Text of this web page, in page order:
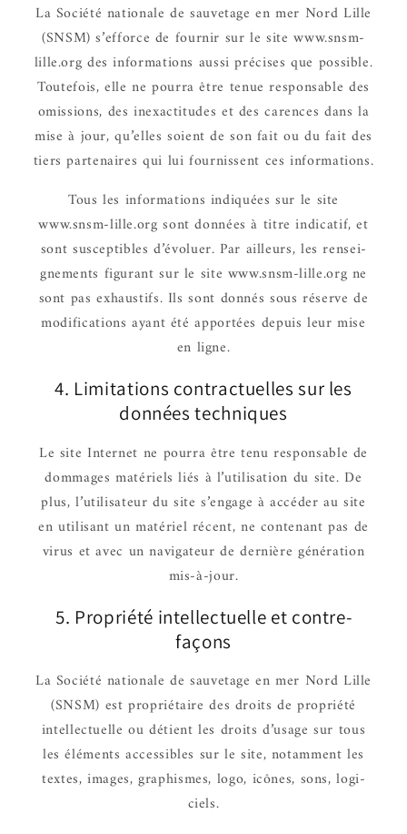
La Société natio­nale de sauve­tage en mer Nord Lille
(SNSM) s’ef­force de four­nir sur le site www.snsm-
lille.org des infor­ma­tions aussi précises que possible.
Toute­fois, elle ne pourra être tenue respon­sable des
omis­sions, des inexac­ti­tudes et des carences dans la
mise à jour, qu’elles soient de son fait ou du fait des
tiers parte­naires qui lui four­nissent ces infor­ma­tions.
Tous les infor­ma­tions indiquées sur le site
www.snsm-lille.org sont données à titre indi­ca­tif, et
sont suscep­tibles d’évo­luer. Par ailleurs, les rensei­
gne­ments figu­rant sur le site www.snsm-lille.org ne
sont pas exhaus­tifs. Ils sont donnés sous réserve de
modi­fi­ca­tions ayant été appor­tées depuis leur mise
en ligne.
4. Limi­ta­tions contrac­tuelles sur les
données tech­niques
Le site Inter­net ne pourra être tenu respon­sable de
dommages maté­riels liés à l’uti­li­sa­tion du site. De
plus, l’uti­li­sa­teur du site s’en­gage à accé­der au site
en utili­sant un maté­riel récent, ne conte­nant pas de
virus et avec un navi­ga­teur de dernière géné­ra­tion
mis-à-jour.
5. Propriété intel­lec­tuelle et contre­
façons
La Société natio­nale de sauve­tage en mer Nord Lille
(SNSM) est proprié­taire des droits de propriété
intel­lec­tuelle ou détient les droits d’usage sur tous
les éléments acces­sibles sur le site, notam­ment les
textes, images, graphismes, logo, icônes, sons, logi­
ciels.